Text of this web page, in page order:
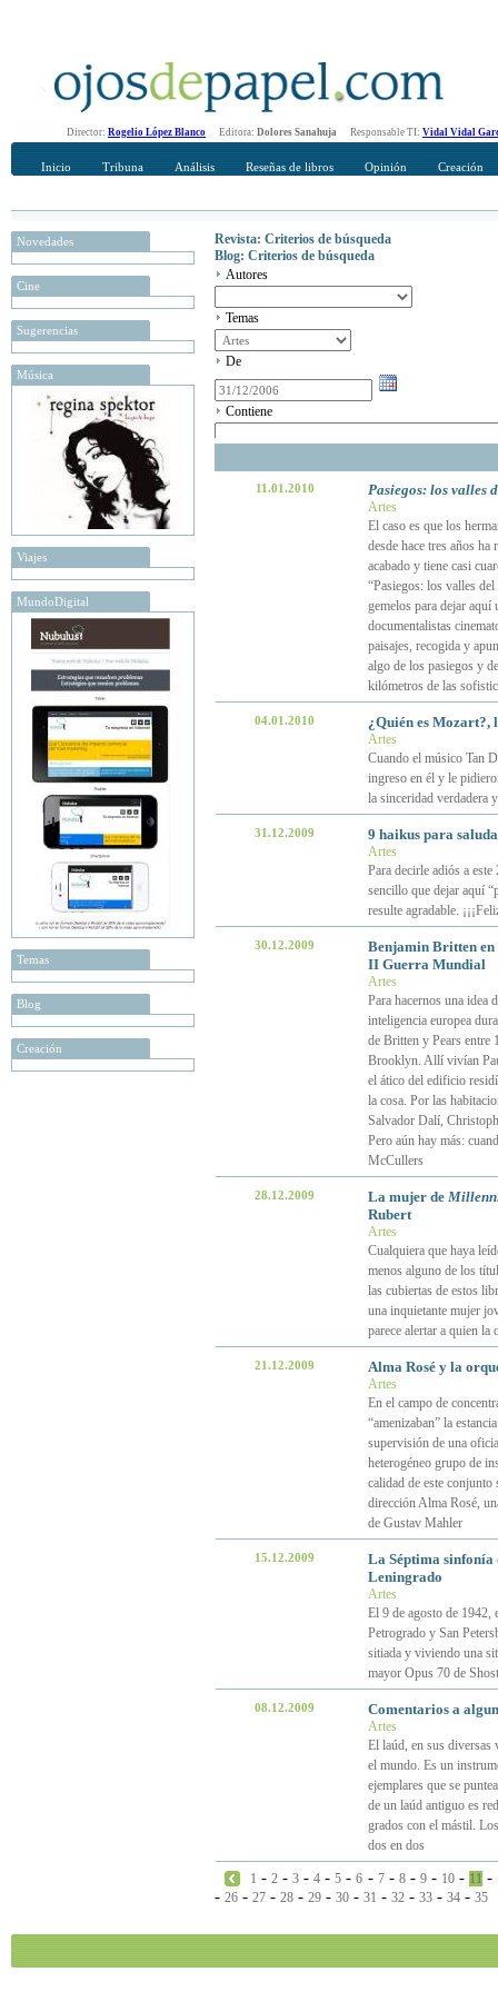
Director: Rogelio López Blanco Editora: Dolores Sanahuja Responsable TI: Vidal Vidal
Inicio Tribuna Análisis Reseñas de libros Opinión Creación
Novedades
Cine
Sugerencias
Música
Viajes
MundoDigital
Temas
Blog
Creación
Revista: Criterios de búsqueda
Blog: Criterios de búsqueda
Autores
Temas
De
Contiene
11.01.2010 Pasiegos: los valles
Artes
El caso es que los
desde hace tres años
acabado y tiene casi
“Pasiegos: los valles
gemelos para dejar aquí
documentalistas
paisajes, recogida y
algo de los pasiegos y
kilómetros de las
04.01.2010 ¿Quién es Mozart?,
Artes
Cuando el músico Tan
ingreso en él y le
la sinceridad verdadera
31.12.2009 9 haikus para
Artes
Para decirle adiós a
sencillo que dejar aquí
resulte agradable.
30.12.2009
Benjamin Britten en
II Guerra Mundial
Artes
Para hacernos una idea
inteligencia europea
de Britten y Pears entre
Brooklyn. Allí vivían
el ático del edificio
la cosa. Por las
Salvador Dalí,
Pero aún hay más:
McCullers
28.12.2009 La mujer de
Rubert
Artes
Cualquiera que haya
menos alguno de los
las cubiertas de estos
una inquietante mujer
parece alertar a quien
21.12.2009 Alma Rosé y la
Artes
En el campo de
“amenizaban” la
supervisión de una
heterogéneo grupo de
calidad de este
dirección Alma Rosé,
de Gustav Mahler
15.12.2009
La Séptima sinfonía
Leningrado
Artes
El 9 de agosto de 1942,
Petrogrado y San
sitiada y viviendo una
mayor Opus 70 de
08.12.2009 Comentarios a
Artes
El laúd, en sus diversas
el mundo. Es un
ejemplares que se
de un laúd antiguo es
grados con el mástil.
dos en dos
1 -2 -3 -4 -5 -6 - 7- 8- 9- 10- 11 -
- 26 - 27 - 28 - 29 - 30 - 31 - 32 - 33 - 34 - 35